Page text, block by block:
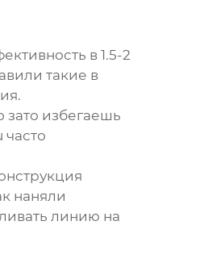
в 1.5-2
такие в
зато избегаешь
наняли
линию на